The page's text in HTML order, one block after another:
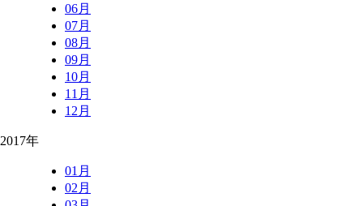
06月
07月
08月
09月
10月
11月
12月
2017年
01月
02月